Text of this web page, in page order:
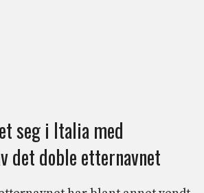
seg i Italia med
det doble etternavnet